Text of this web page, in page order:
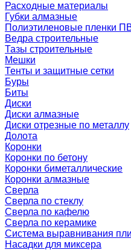
Расходные материалы
Губки алмазные
Полиэтиленовые пленки
Ведра строительные
Тазы строительные
Мешки
Тенты и защитные сетки
Буры
Биты
Диски
Диски алмазные
Диски отрезные по металлу
Долота
Коронки
Коронки по бетону
Коронки биметаллические
Коронки алмазные
Сверла
Сверла по стеклу
Сверла по кафелю
Сверла по керамике
Система выравнивания
Насадки для миксера